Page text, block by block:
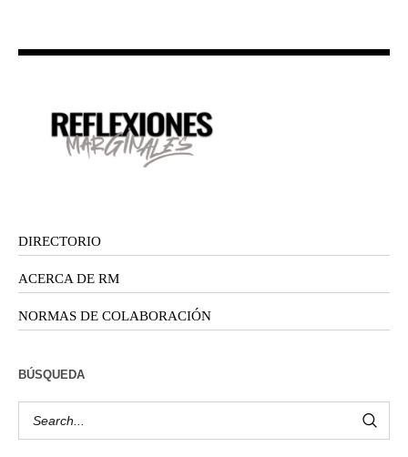
DIRECTORIO
ACERCA DE RM
NORMAS DE COLABORACIÓN
BÚSQUEDA